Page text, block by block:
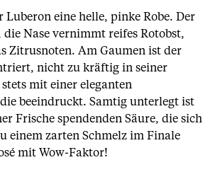
Luberon eine helle, pinke Robe. Der
Nase vernimmt reifes Rotobst,
Zitrusnoten. Am Gaumen ist der
nicht zu kräftig in seiner
mit einer eleganten
beeindruckt. Samtig unterlegt ist
Frische spendenden Säure, die sich
einem zarten Schmelz im Finale
mit Wow-Faktor!